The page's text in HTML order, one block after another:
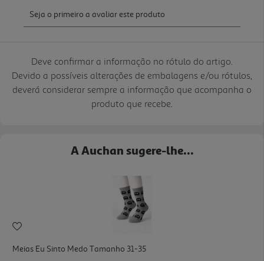
Deve confirmar a informação no rótulo do artigo.
Devido a possíveis alterações de embalagens e/ou rótulos,
deverá considerar sempre a informação que acompanha o
produto que recebe.
A Auchan sugere-lhe...
Meias Eu Sinto Medo Tamanho 31-35